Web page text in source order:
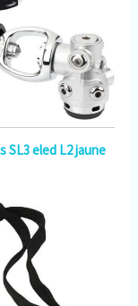
SL3 eled L2 jaune